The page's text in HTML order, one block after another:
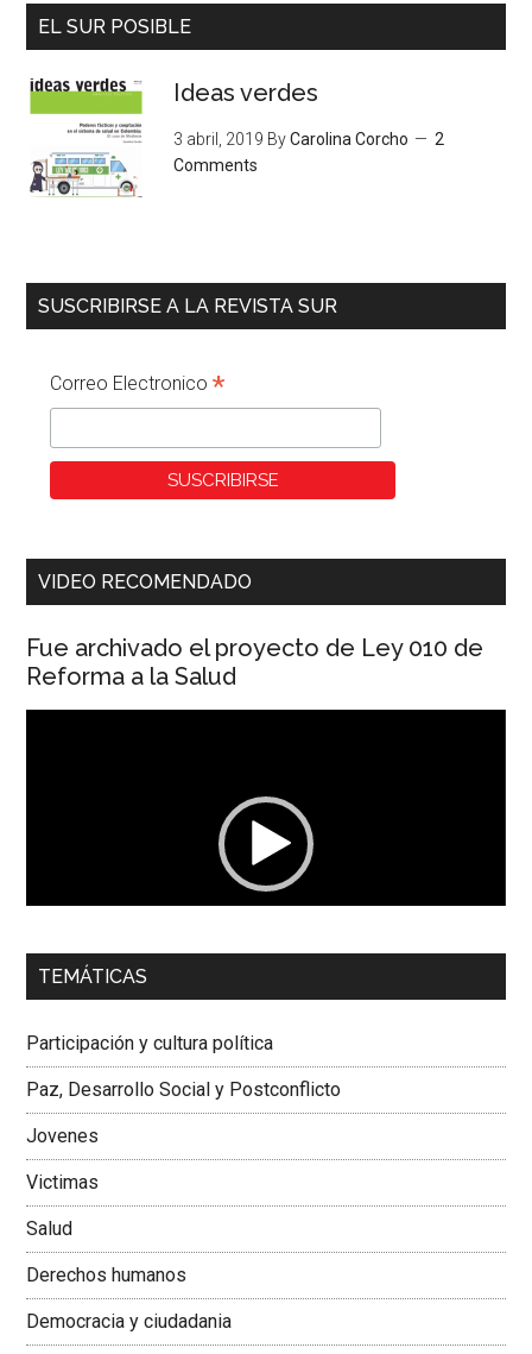
EL SUR POSIBLE
Ideas verdes
3 abril, 2019 ByCarolina Corcho
2
Comments
SUSCRIBIRSE A LA REVISTA SUR
Correo Electronico*
VIDEO RECOMENDADO
Fue archivado el proyecto de Ley 010 de
Reforma a la Salud
00:00 01:04
Dra. Carolina Corcho Mejía,Presidenta Corporación
Colombiana
TEMÁTICAS
Participación y cultura política
Paz, Desarrollo Social y Postconflicto
Jovenes
Victimas
Salud
Derechos humanos
Democracia y ciudadania